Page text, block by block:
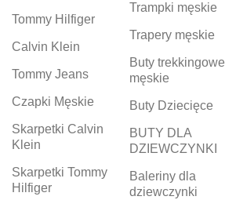
Tommy Hilfiger
Calvin Klein
Tommy Jeans
Czapki Męskie
Skarpetki Calvin
Klein
Skarpetki Tommy
Hilfiger
Trampki męskie
Trapery męskie
Buty trekkingowe
męskie
Buty Dziecięce
BUTY DLA
DZIEWCZYNKI
Baleriny dla
dziewczynki